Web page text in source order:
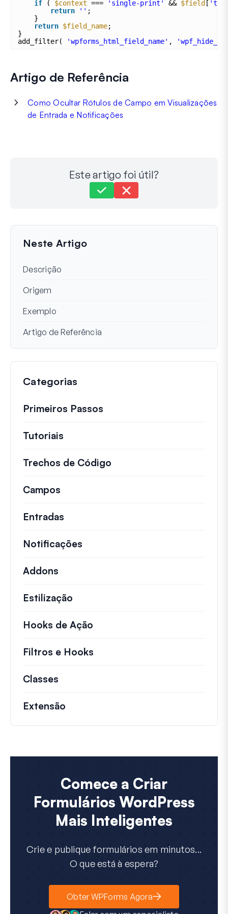
if ( $context === 'single-print' && $field [
return
'' ;
}
return $field_name;
}
add_filter(
'wpforms_html_field_name' ,
Artigo de Referência
Como Ocultar Rótulos de Campo em Visualizações
de Entrada e Notificações
Este artigo foi útil?
Última atualização em 30 de Setembro de 2025
Neste Artigo
Descrição
Origem
Exemplo
Artigo de Referência
Categorias
Primeiros Passos
Tutoriais
Trechos de Código
Campos
Entradas
Notificações
Addons
Estilização
Hooks de Ação
Filtros e Hooks
Classes
Extensão
Comece a Criar
Formulários WordPress
Mais Inteligentes
Crie e publique formulários em minutos...
O que está à espera?
Obter WPForms Agora